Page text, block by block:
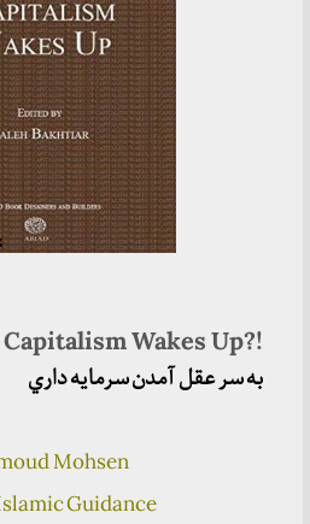
Capitalism Wakes Up?!
به سر عقل آمدن سرمايه داري
Mohsen
Guidance